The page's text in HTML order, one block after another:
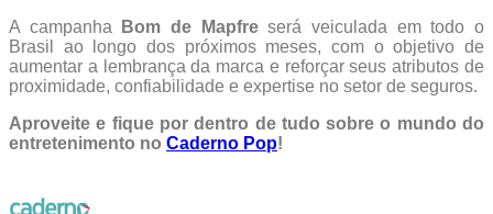
A campanha
Bom de Mapfreserá veiculada em todo o
Brasil ao longo dos próximos meses, com o objetivo de
aumentar a lembrança da marca e reforçar seus atributos de
proximidade, confiabilidade e expertise no setor de seguros.
Aproveite e fique por dentro de tudo sobre o mundo do
entretenimento no Caderno Pop!